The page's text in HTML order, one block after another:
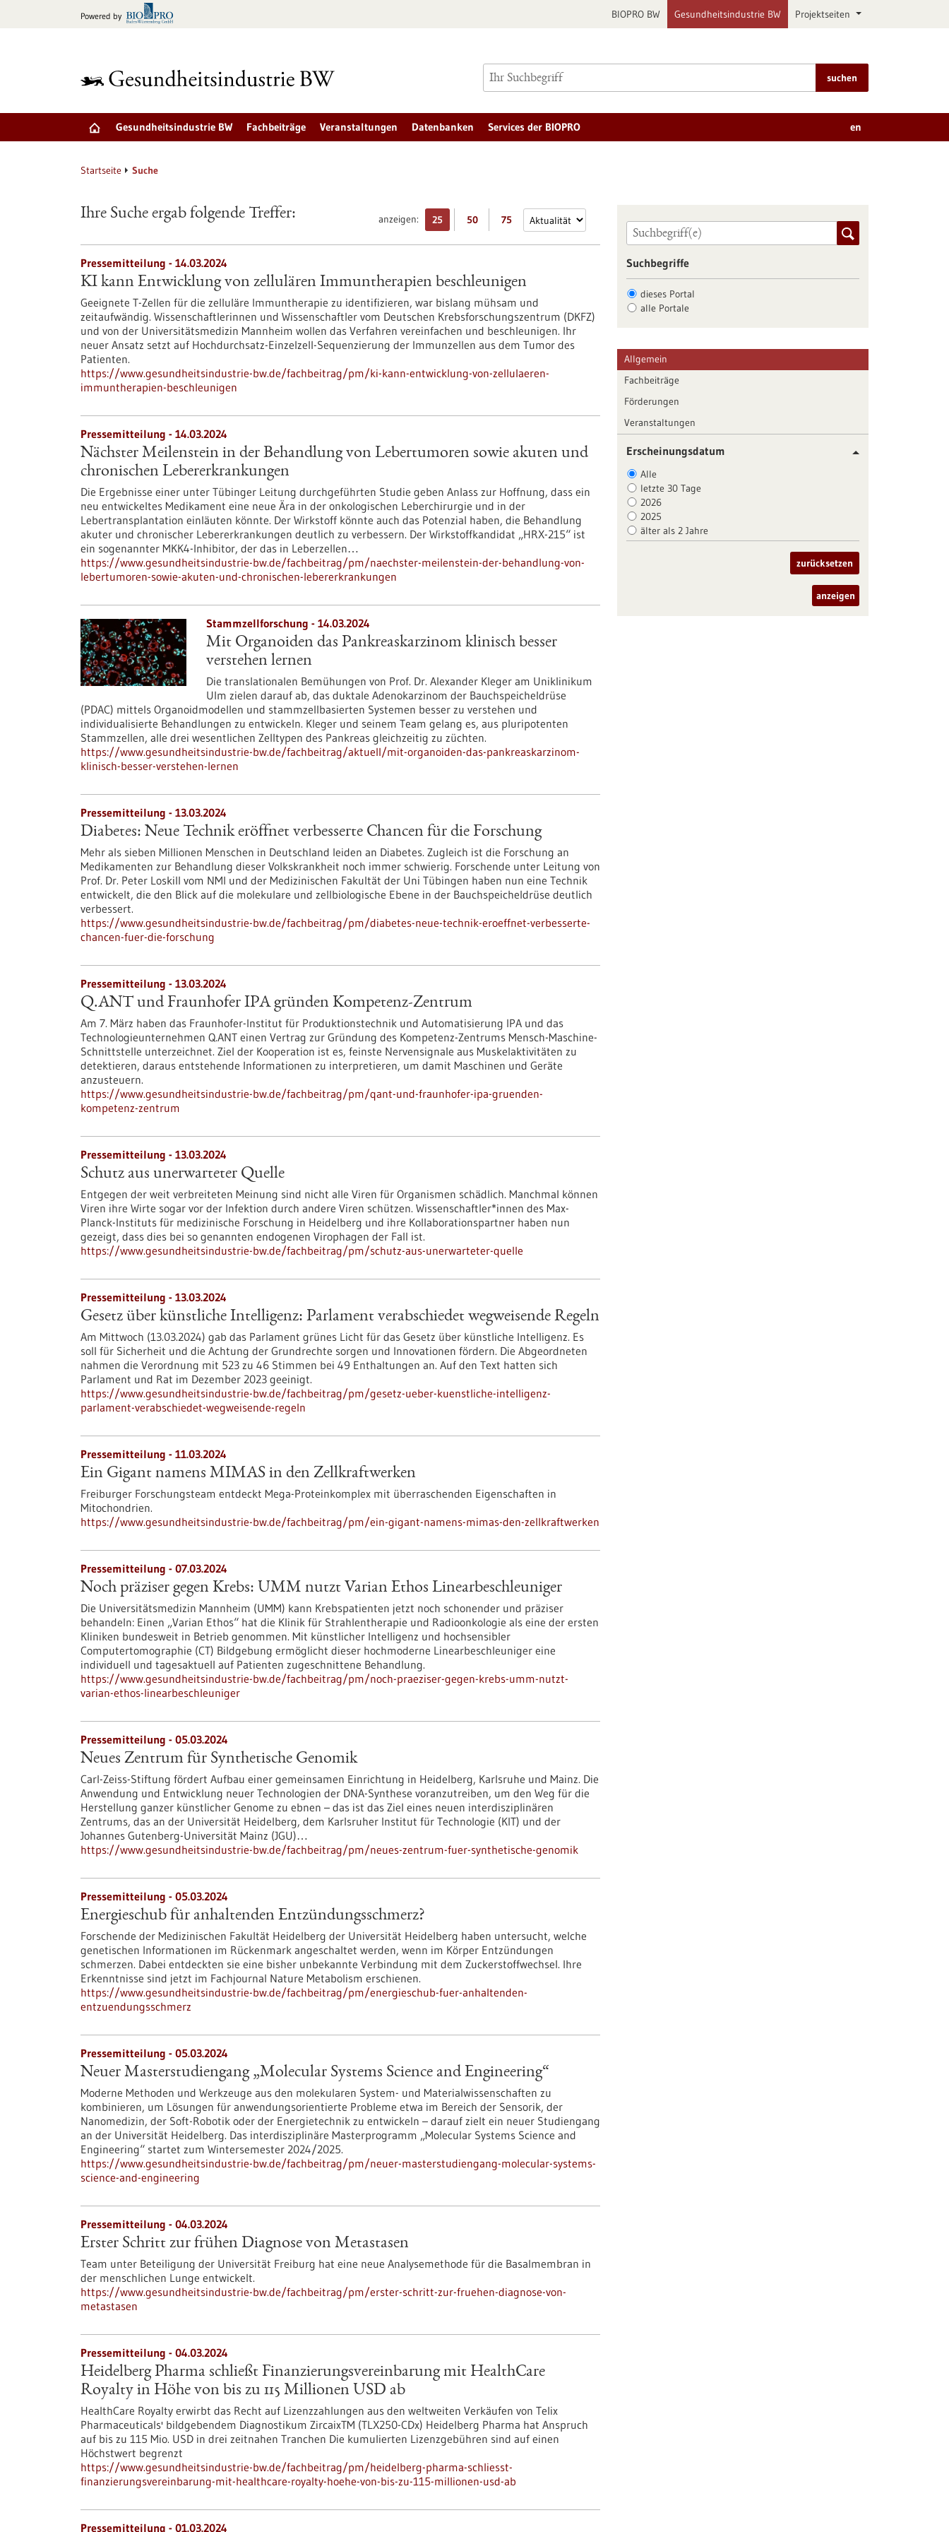
Powered by BIOPRO BW Gesundheitsindustrie BW Projektseiten
suchen
Gesundheitsindustrie BW Fachbeiträge Veranstaltungen Datenbanken Services der BIOPRO en
Startseite Suche
anzeigen: 25 50 75
Ihre Suche ergab folgende Treffer:
Pressemitteilung - 14.03.2024
KI kann Entwicklung von zellulären Immuntherapien beschleunigen
Geeignete T-Zellen für die zelluläre Immuntherapie zu identifizieren, war bislang mühsam und
zeitaufwändig. Wissenschaftlerinnen und Wissenschaftler vom Deutschen Krebsforschungszentrum (DKFZ)
und von der Universitätsmedizin Mannheim wollen das Verfahren vereinfachen und beschleunigen. Ihr
neuer Ansatz setzt auf Hochdurchsatz-Einzelzell-Sequenzierung der Immunzellen aus dem Tumor des
Patienten.
https://www.gesundheitsindustrie-bw.de/fachbeitrag/pm/ki-kann-entwicklung-von-zellulaeren-
immuntherapien-beschleunigen
Pressemitteilung - 14.03.2024
Nächster Meilenstein in der Behandlung von Lebertumoren sowie akuten und
chronischen Lebererkrankungen
Die Ergebnisse einer unter Tübinger Leitung durchgeführten Studie geben Anlass zur Hoffnung, dass ein
neu entwickeltes Medikament eine neue Ära in der onkologischen Leberchirurgie und in der
Lebertransplantation einläuten könnte. Der Wirkstoff könnte auch das Potenzial haben, die Behandlung
akuter und chronischer Lebererkrankungen deutlich zu verbessern. Der Wirkstoffkandidat „HRX-215“ ist
ein sogenannter MKK4-Inhibitor, der das in Leberzellen…
https://www.gesundheitsindustrie-bw.de/fachbeitrag/pm/naechster-meilenstein-der-behandlung-von-
lebertumoren-sowie-akuten-und-chronischen-lebererkrankungen
Stammzellforschung - 14.03.2024
Mit Organoiden das Pankreaskarzinom klinisch besser
verstehen lernen
Die translationalen Bemühungen von Prof. Dr. Alexander Kleger am Uniklinikum
Ulm zielen darauf ab, das duktale Adenokarzinom der Bauchspeicheldrüse
(PDAC) mittels Organoidmodellen und stammzellbasierten Systemen besser zu verstehen und
individualisierte Behandlungen zu entwickeln. Kleger und seinem Team gelang es, aus pluripotenten
Stammzellen, alle drei wesentlichen Zelltypen des Pankreas gleichzeitig zu züchten.
https://www.gesundheitsindustrie-bw.de/fachbeitrag/aktuell/mit-organoiden-das-pankreaskarzinom-
klinisch-besser-verstehen-lernen
Pressemitteilung - 13.03.2024
Diabetes: Neue Technik eröffnet verbesserte Chancen für die Forschung
Mehr als sieben Millionen Menschen in Deutschland leiden an Diabetes. Zugleich ist die Forschung an
Medikamenten zur Behandlung dieser Volkskrankheit noch immer schwierig. Forschende unter Leitung von
Prof. Dr. Peter Loskill vom NMI und der Medizinischen Fakultät der Uni Tübingen haben nun eine Technik
entwickelt, die den Blick auf die molekulare und zellbiologische Ebene in der Bauchspeicheldrüse deutlich
verbessert.
https://www.gesundheitsindustrie-bw.de/fachbeitrag/pm/diabetes-neue-technik-eroeffnet-verbesserte-
chancen-fuer-die-forschung
Pressemitteilung - 13.03.2024
Q.ANT und Fraunhofer IPA gründen Kompetenz-Zentrum
Am 7. März haben das Fraunhofer-Institut für Produktionstechnik und Automatisierung IPA und das
Technologieunternehmen Q.ANT einen Vertrag zur Gründung des Kompetenz-Zentrums Mensch-Maschine-
Schnittstelle unterzeichnet. Ziel der Kooperation ist es, feinste Nervensignale aus Muskelaktivitäten zu
detektieren, daraus entstehende Informationen zu interpretieren, um damit Maschinen und Geräte
anzusteuern.
https://www.gesundheitsindustrie-bw.de/fachbeitrag/pm/qant-und-fraunhofer-ipa-gruenden-
kompetenz-zentrum
Pressemitteilung - 13.03.2024
Schutz aus unerwarteter Quelle
Entgegen der weit verbreiteten Meinung sind nicht alle Viren für Organismen schädlich. Manchmal können
Viren ihre Wirte sogar vor der Infektion durch andere Viren schützen. Wissenschaftler*innen des Max-
Planck-Instituts für medizinische Forschung in Heidelberg und ihre Kollaborationspartner haben nun
gezeigt, dass dies bei so genannten endogenen Virophagen der Fall ist.
https://www.gesundheitsindustrie-bw.de/fachbeitrag/pm/schutz-aus-unerwarteter-quelle
Pressemitteilung - 13.03.2024
Gesetz über künstliche Intelligenz: Parlament verabschiedet wegweisende Regeln
Am Mittwoch (13.03.2024) gab das Parlament grünes Licht für das Gesetz über künstliche Intelligenz. Es
soll für Sicherheit und die Achtung der Grundrechte sorgen und Innovationen fördern. Die Abgeordneten
nahmen die Verordnung mit 523 zu 46 Stimmen bei 49 Enthaltungen an. Auf den Text hatten sich
Parlament und Rat im Dezember 2023 geeinigt.
https://www.gesundheitsindustrie-bw.de/fachbeitrag/pm/gesetz-ueber-kuenstliche-intelligenz-
parlament-verabschiedet-wegweisende-regeln
Pressemitteilung - 11.03.2024
Ein Gigant namens MIMAS in den Zellkraftwerken
Freiburger Forschungsteam entdeckt Mega-Proteinkomplex mit überraschenden Eigenschaften in
Mitochondrien.
https://www.gesundheitsindustrie-bw.de/fachbeitrag/pm/ein-gigant-namens-mimas-den-zellkraftwerken
Pressemitteilung - 07.03.2024
Noch präziser gegen Krebs: UMM nutzt Varian Ethos Linearbeschleuniger
Die Universitätsmedizin Mannheim (UMM) kann Krebspatienten jetzt noch schonender und präziser
behandeln: Einen „Varian Ethos“ hat die Klinik für Strahlentherapie und Radioonkologie als eine der ersten
Kliniken bundesweit in Betrieb genommen. Mit künstlicher Intelligenz und hochsensibler
Computertomographie (CT) Bildgebung ermöglicht dieser hochmoderne Linearbeschleuniger eine
individuell und tagesaktuell auf Patienten zugeschnittene Behandlung.
https://www.gesundheitsindustrie-bw.de/fachbeitrag/pm/noch-praeziser-gegen-krebs-umm-nutzt-
varian-ethos-linearbeschleuniger
Pressemitteilung - 05.03.2024
Neues Zentrum für Synthetische Genomik
Carl-Zeiss-Stiftung fördert Aufbau einer gemeinsamen Einrichtung in Heidelberg, Karlsruhe und Mainz. Die
Anwendung und Entwicklung neuer Technologien der DNA-Synthese voranzutreiben, um den Weg für die
Herstellung ganzer künstlicher Genome zu ebnen – das ist das Ziel eines neuen interdisziplinären
Zentrums, das an der Universität Heidelberg, dem Karlsruher Institut für Technologie (KIT) und der
Johannes Gutenberg-Universität Mainz (JGU)…
https://www.gesundheitsindustrie-bw.de/fachbeitrag/pm/neues-zentrum-fuer-synthetische-genomik
Pressemitteilung - 05.03.2024
Energieschub für anhaltenden Entzündungsschmerz?
Forschende der Medizinischen Fakultät Heidelberg der Universität Heidelberg haben untersucht, welche
genetischen Informationen im Rückenmark angeschaltet werden, wenn im Körper Entzündungen
schmerzen. Dabei entdeckten sie eine bisher unbekannte Verbindung mit dem Zuckerstoffwechsel. Ihre
Erkenntnisse sind jetzt im Fachjournal Nature Metabolism erschienen.
https://www.gesundheitsindustrie-bw.de/fachbeitrag/pm/energieschub-fuer-anhaltenden-
entzuendungsschmerz
Pressemitteilung - 05.03.2024
Neuer Masterstudiengang „Molecular Systems Science and Engineering“
Moderne Methoden und Werkzeuge aus den molekularen System- und Materialwissenschaften zu
kombinieren, um Lösungen für anwendungsorientierte Probleme etwa im Bereich der Sensorik, der
Nanomedizin, der Soft-Robotik oder der Energietechnik zu entwickeln – darauf zielt ein neuer Studiengang
an der Universität Heidelberg. Das interdisziplinäre Masterprogramm „Molecular Systems Science and
Engineering“ startet zum Wintersemester 2024/2025.
https://www.gesundheitsindustrie-bw.de/fachbeitrag/pm/neuer-masterstudiengang-molecular-systems-
science-and-engineering
Pressemitteilung - 04.03.2024
Erster Schritt zur frühen Diagnose von Metastasen
Team unter Beteiligung der Universität Freiburg hat eine neue Analysemethode für die Basalmembran in
der menschlichen Lunge entwickelt.
https://www.gesundheitsindustrie-bw.de/fachbeitrag/pm/erster-schritt-zur-fruehen-diagnose-von-
metastasen
Pressemitteilung - 04.03.2024
Heidelberg Pharma schließt Finanzierungsvereinbarung mit HealthCare
Royalty in Höhe von bis zu 115 Millionen USD ab
HealthCare Royalty erwirbt das Recht auf Lizenzzahlungen aus den weltweiten Verkäufen von Telix
Pharmaceuticals' bildgebendem Diagnostikum ZircaixTM (TLX250-CDx) Heidelberg Pharma hat Anspruch
auf bis zu 115 Mio. USD in drei zeitnahen Tranchen Die kumulierten Lizenzgebühren sind auf einen
Höchstwert begrenzt
https://www.gesundheitsindustrie-bw.de/fachbeitrag/pm/heidelberg-pharma-schliesst-
finanzierungsvereinbarung-mit-healthcare-royalty-hoehe-von-bis-zu-115-millionen-usd-ab
Pressemitteilung - 01.03.2024
Suchbegriffe
dieses Portal
alle Portale
Allgemein
Fachbeiträge
Förderungen
Veranstaltungen
Erscheinungsdatum
Alle
letzte 30 Tage
2026
2025
älter als 2 Jahre
zurücksetzen
anzeigen